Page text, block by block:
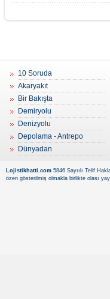
10 Soruda
Akaryakıt
Bir Bakışta
Demiryolu
Denizyolu
Depolama - Antrepo
Dünyadan
Lojistikhatti.com 5846 Sayıılı Telif
özen gösterilmiş olmakla birlikte olası